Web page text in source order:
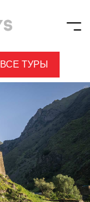
ВСЕ ТУРЫ